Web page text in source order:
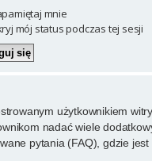
mnie
mój status podczas tej sesji
użytkownikiem
nadać wiele
pytania (FAQ), gdzie